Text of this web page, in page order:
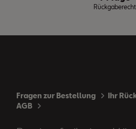
Rückgaberecht
Fragen zur Bestellung
Ihr
AGB